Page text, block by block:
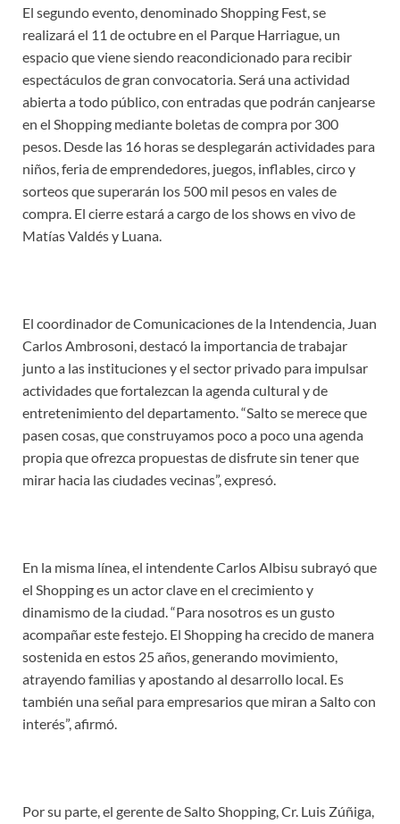
El segundo evento, denominado Shopping Fest, se
realizará el 11 de octubre en el Parque Harriague, un
espacio que viene siendo reacondicionado para recibir
espectáculos de gran convocatoria. Será una actividad
abierta a todo público, con entradas que podrán canjearse
en el Shopping mediante boletas de compra por 300
pesos. Desde las 16 horas se desplegarán actividades para
niños, feria de emprendedores, juegos, inflables, circo y
sorteos que superarán los 500 mil pesos en vales de
compra. El cierre estará a cargo de los shows en vivo de
Matías Valdés y Luana.
El coordinador de Comunicaciones de la Intendencia, Juan
Carlos Ambrosoni, destacó la importancia de trabajar
junto a las instituciones y el sector privado para impulsar
actividades que fortalezcan la agenda cultural y de
entretenimiento del departamento. “Salto se merece que
pasen cosas, que construyamos poco a poco una agenda
propia que ofrezca propuestas de disfrute sin tener que
mirar hacia las ciudades vecinas”, expresó.
En la misma línea, el intendente Carlos Albisu subrayó que
el Shopping es un actor clave en el crecimiento y
dinamismo de la ciudad. “Para nosotros es un gusto
acompañar este festejo. El Shopping ha crecido de manera
sostenida en estos 25 años, generando movimiento,
atrayendo familias y apostando al desarrollo local. Es
también una señal para empresarios que miran a Salto con
interés”, afirmó.
Por su parte, el gerente de Salto Shopping, Cr. Luis Zúñiga,